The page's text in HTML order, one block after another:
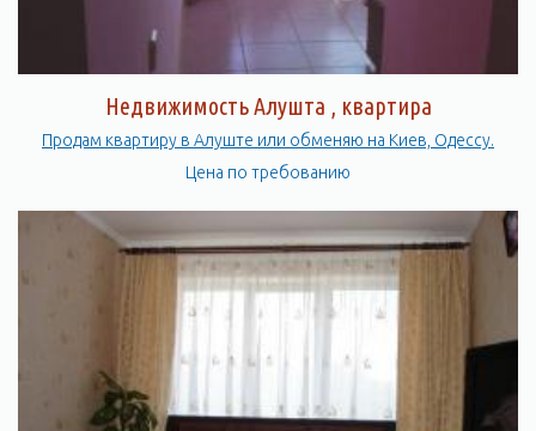
Недвижимость Алушта , квартира
Продам квартиру в Алуште или обменяю на Киев, Одессу.
Цена по требованию